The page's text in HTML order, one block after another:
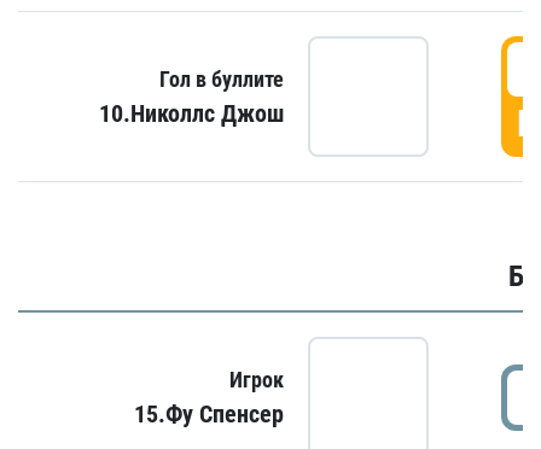
Гол в буллите
10.Николлс Джош
Игрок
15.Фу Спенсер